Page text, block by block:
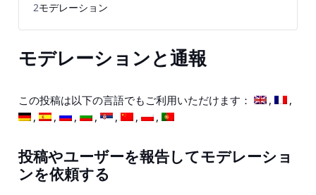
モデレーションと通報
この投稿は以下の言語でもご利用いただけます：
投稿やユーザーを報告してモデレーショ
ンを依頼する
2モデレーション